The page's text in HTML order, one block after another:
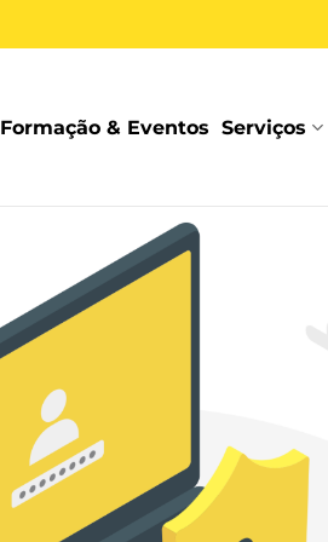
Formação & Eventos Serviços